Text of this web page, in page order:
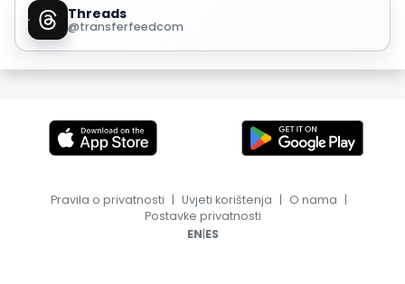
Threads
@transferfeedcom
Pravila o privatnosti | Uvjeti korištenja | O nama |
Postavke privatnosti
EN|ES